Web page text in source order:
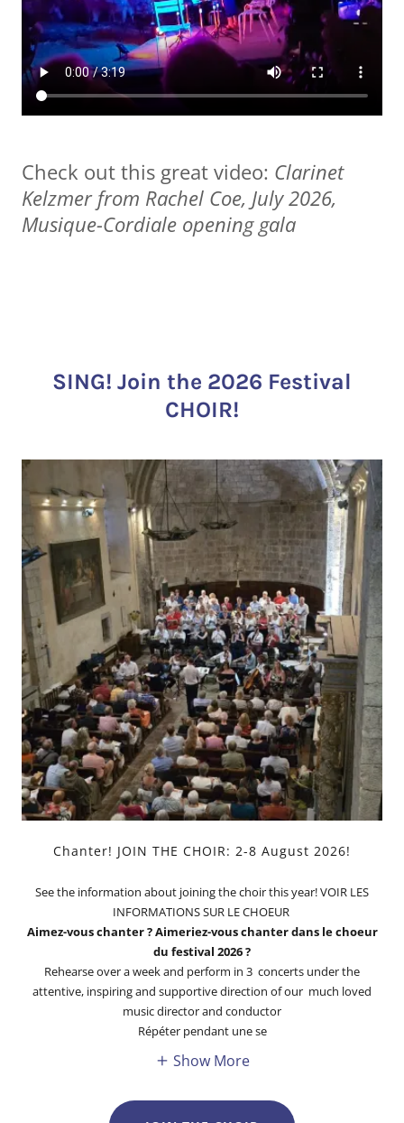
Check out this great video: Clarinet
Kelzmer from Rachel Coe, July 2026,
Musique-Cordiale opening gala
SING! Join the 2026 Festival
CHOIR!
Chanter! JOIN THE CHOIR: 2-8 August 2026!
See the information about joining the choir this year! VOIR LES
INFORMATIONS SUR LE CHOEUR
Aimez-vous chanter ? Aimeriez-vous chanter dans le choeur
du festival 2026 ?
Rehearse over a week and perform in 3 concerts under the
attentive, inspiring and supportive direction of our much loved
music director and conductor
Répéter pendant une se
Show More